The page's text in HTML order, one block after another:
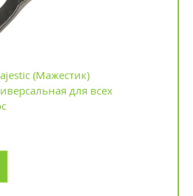
(Мажестик)
для всех